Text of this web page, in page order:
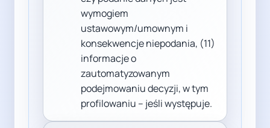
wymogiem
ustawowym/umownym i
konsekwencje niepodania, (11)
informacje o
zautomatyzowanym
podejmowaniu decyzji, w tym
profilowaniu – jeśli występuje.